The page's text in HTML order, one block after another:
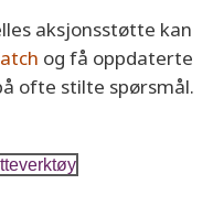
aksjonsstøtte kan
og få oppdaterte
ofte stilte spørsmål.